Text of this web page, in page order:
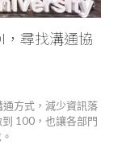
，尋找溝通協
方式，減少資訊落
100，也讓各部門